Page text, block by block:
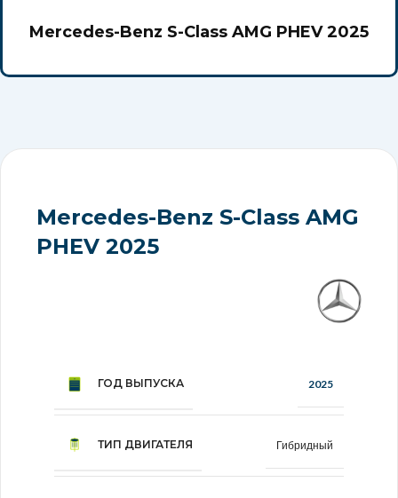
Mercedes-Benz S-Class AMG PHEV 2025
Mercedes-Benz S-Class AMG
PHEV 2025
ГОД ВЫПУСКА 2025
ТИП ДВИГАТЕЛЯ Гибридный